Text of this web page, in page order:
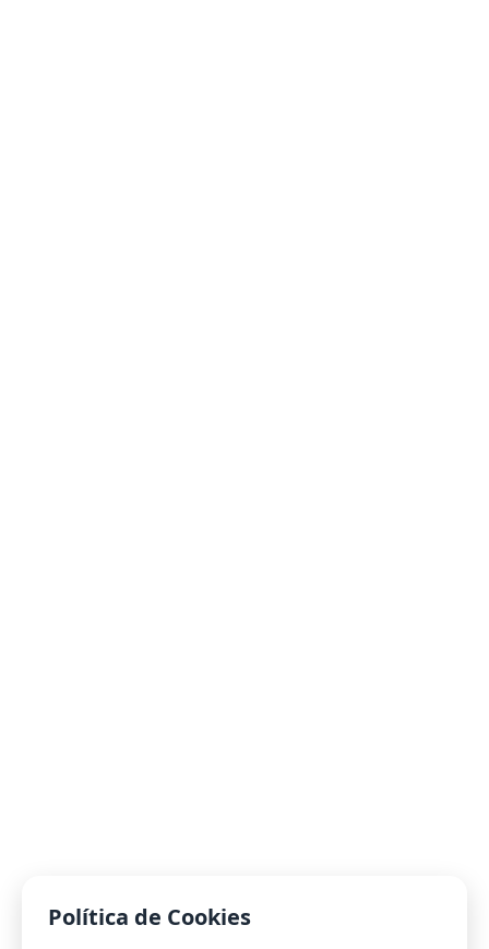
Política de Cookies